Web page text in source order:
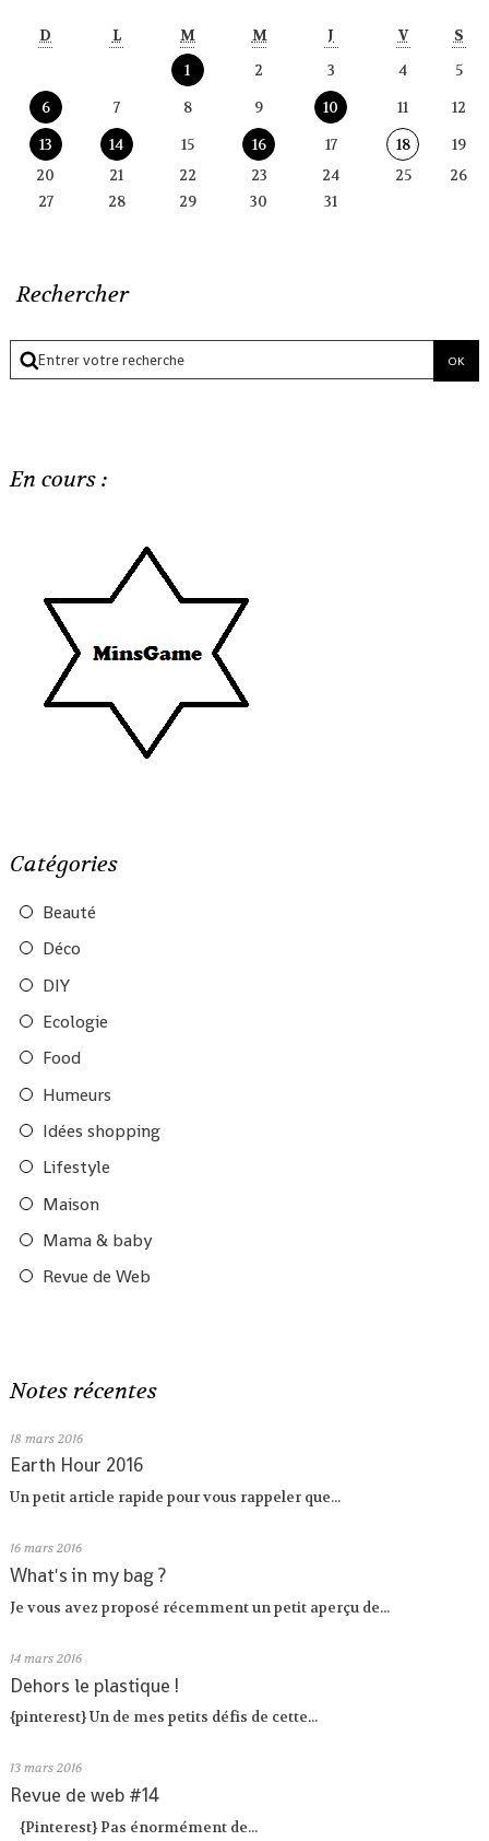
D L M M J V
S
1
2 3 4
5
6
7 8 9 10 11
12
13
14 15 16 17 18
19
20
21 22 23 24 25
26
27
28 29 30 31
Rechercher
En cours :
Catégories
Beauté
Déco
DIY
Ecologie
Food
Humeurs
Idées shopping
Lifestyle
Maison
Mama & baby
Revue de Web
Notes récentes
18 mars 2016
Earth Hour 2016
Un petit article rapide pour vous rappeler que...
16 mars 2016
What's in my bag ?
Je vous avez proposé récemment un petit aperçu de...
14 mars 2016
Dehors le plastique !
{pinterest} Un de mes petits défis de cette...
13 mars 2016
Revue de web #14
{Pinterest} Pas énormément de...